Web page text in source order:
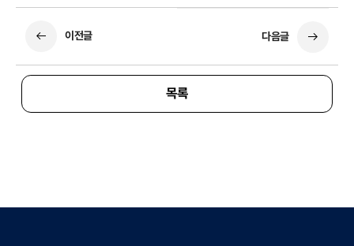
이전글 다음글
목록